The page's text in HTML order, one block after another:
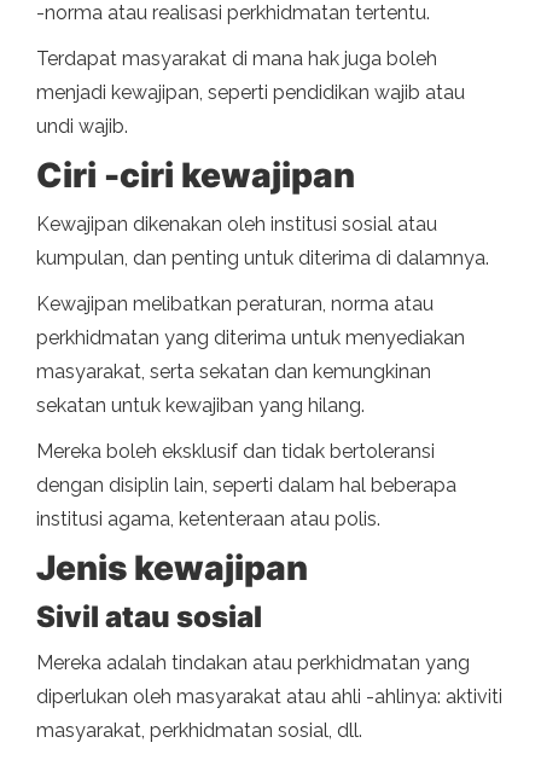
-norma atau realisasi perkhidmatan tertentu.
Terdapat masyarakat di mana hak juga boleh
menjadi kewajipan, seperti pendidikan wajib atau
undi wajib.
Ciri -ciri kewajipan
Kewajipan dikenakan oleh institusi sosial atau
kumpulan, dan penting untuk diterima di dalamnya.
Kewajipan melibatkan peraturan, norma atau
perkhidmatan yang diterima untuk menyediakan
masyarakat, serta sekatan dan kemungkinan
sekatan untuk kewajiban yang hilang.
Mereka boleh eksklusif dan tidak bertoleransi
dengan disiplin lain, seperti dalam hal beberapa
institusi agama, ketenteraan atau polis.
Jenis kewajipan
Sivil atau sosial
Mereka adalah tindakan atau perkhidmatan yang
diperlukan oleh masyarakat atau ahli -ahlinya: aktiviti
masyarakat, perkhidmatan sosial, dll.